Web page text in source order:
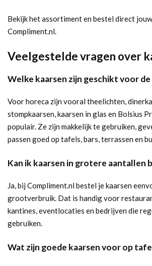
Bekijk het assortiment en bestel direct
Compliment.nl.
Veelgestelde vragen over
Welke kaarsen zijn geschikt voor
Voor horeca zijn vooral theelichten,
stompkaarsen, kaarsen in glas en Bolsius
populair. Ze zijn makkelijk te gebruiken,
passen goed op tafels, bars, terrassen en
Kan ik kaarsen in grotere aantallen
Ja, bij Compliment.nl bestel je kaarsen
grootverbruik. Dat is handig voor
kantines, eventlocaties en bedrijven die
gebruiken.
Wat zijn goede kaarsen voor op